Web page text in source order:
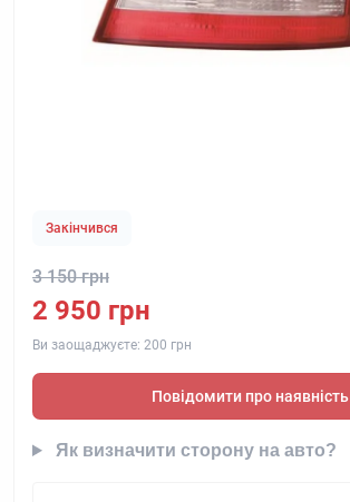
Закінчився
3 150 грн
2 950 грн
Ви заощаджуєте: 200 грн
Повідомити про наявність
Як визначити сторону на авто?